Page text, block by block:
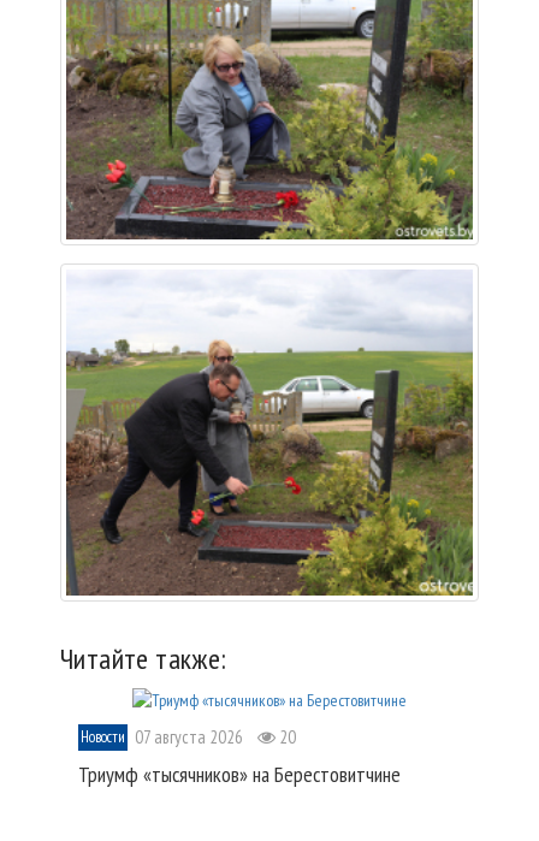
Читайте также:
Новости 07 августа 2026 20
Триумф «тысячников» на Берестовитчине